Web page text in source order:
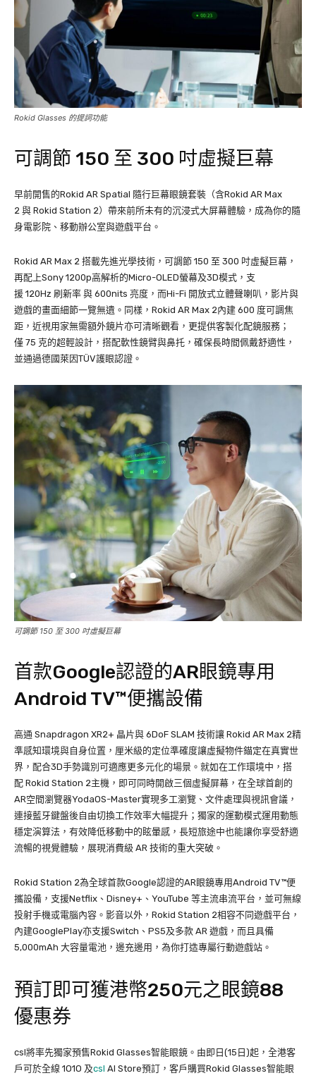
Rokid Glasses 的提詞功能
可調節 150 至 300 吋虛擬巨幕
早前開售的Rokid AR Spatial 隨行巨幕眼鏡套裝（含Rokid AR Max
2 與 Rokid Station 2）帶來前所未有的沉浸式大屏幕體驗，成為你的隨
身電影院、移動辦公室與遊戲平台。
Rokid AR Max 2 搭載先進光學技術，可調節 150 至 300 吋虛擬巨幕，
再配上Sony 1200p高解析的Micro-OLED螢幕及3D模式，支
援 120Hz 刷新率 與 600nits 亮度，而Hi-Fi 開放式立體聲喇叭，影片與
遊戲的畫面細節一覽無遺。同樣，Rokid AR Max 2內建 600 度可調焦
距，近視用家無需額外鏡片亦可清晰觀看，更提供客製化配鏡服務；
僅 75 克的超輕設計，搭配軟性鏡臂與鼻托，確保長時間佩戴舒適性，
並通過德國萊因TÜV護眼認證。
可調節 150 至 300 吋虛擬巨幕
首款Google認證的AR眼鏡專用
Android TV™便攜設備
高通 Snapdragon XR2+ 晶片與 6DoF SLAM 技術讓 Rokid AR Max 2精
準感知環境與自身位置，厘米級的定位準確度讓虛擬物件錨定在真實世
界，配合3D手勢識別可適應更多元化的場景。就如在工作環境中，搭
配 Rokid Station 2主機，即可同時開啟三個虛擬屏幕，在全球首創的
AR空間瀏覽器YodaOS-Master實現多工瀏覽、文件處理與視訊會議，
連接藍牙鍵盤後自由切換工作效率大幅提升；獨家的運動模式運用動態
穩定演算法，有效降低移動中的眩暈感，長短旅途中也能讓你享受舒適
流暢的視覺體驗，展現消費級 AR 技術的重大突破。
Rokid Station 2為全球首款Google認證的AR眼鏡專用Android TV™便
攜設備，支援Netflix、Disney+、YouTube 等主流串流平台，並可無線
投射手機或電腦內容。影音以外，Rokid Station 2相容不同遊戲平台，
內建GooglePlay亦支援Switch、PS5及多款 AR 遊戲，而且具備
5,000mAh 大容量電池，邊充邊用，為你打造專屬行動遊戲站。
預訂即可獲港幣250元之眼鏡88
優惠券
csl將率先獨家預售Rokid Glasses智能眼鏡。由即日(15日)起，全港客
戶可於全線 1O1O 及csl AI Store預訂，客戶購買Rokid Glasses智能眼